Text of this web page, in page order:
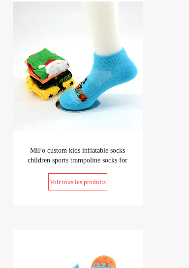
MiFo custom kids inflatable socks
children sports trampoline socks for
Voir tous les produits